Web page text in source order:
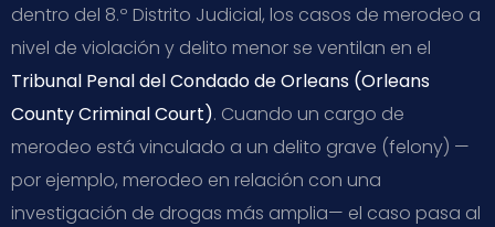
dentro del 8.º Distrito Judicial, los casos de merodeo a
nivel de violación y delito menor se ventilan en el
Tribunal Penal del Condado de Orleans (Orleans
County Criminal Court). Cuando un cargo de
merodeo está vinculado a un delito grave (felony) —
por ejemplo, merodeo en relación con una
investigación de drogas más amplia— el caso pasa al